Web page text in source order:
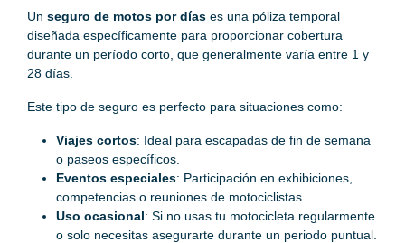
Un seguro de motos por días es una póliza temporal
diseñada específicamente para proporcionar cobertura
durante un período corto, que generalmente varía entre 1 y
28 días.
Este tipo de seguro es perfecto para situaciones como:
Viajes cortos: Ideal para escapadas de fin de semana
o paseos específicos.
Eventos especiales: Participación en exhibiciones,
competencias o reuniones de motociclistas.
Uso ocasional: Si no usas tu motocicleta regularmente
o solo necesitas asegurarte durante un periodo puntual.